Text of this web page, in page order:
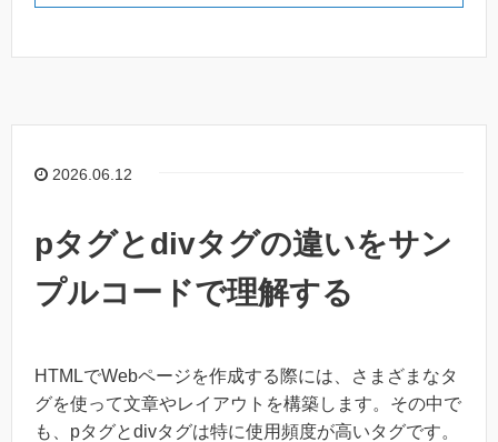
2026.06.12
pタグとdivタグの違いをサン
プルコードで理解する
HTMLでWebページを作成する際には、さまざまなタ
グを使って文章やレイアウトを構築します。その中で
も、pタグとdivタグは特に使用頻度が高いタグです。